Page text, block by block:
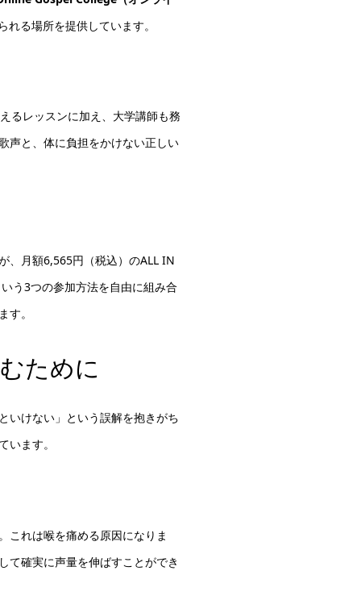
る場所を提供しています。
るレッスンに加え、大学講師も務
声と、体に負担をかけない正しい
、月額6,565円（税込）のALL IN
う3つの参加方法を自由に組み合
。
ために
いけない」という誤解を抱きがち
ます。
これは喉を痛める原因になりま
て確実に声量を伸ばすことができ